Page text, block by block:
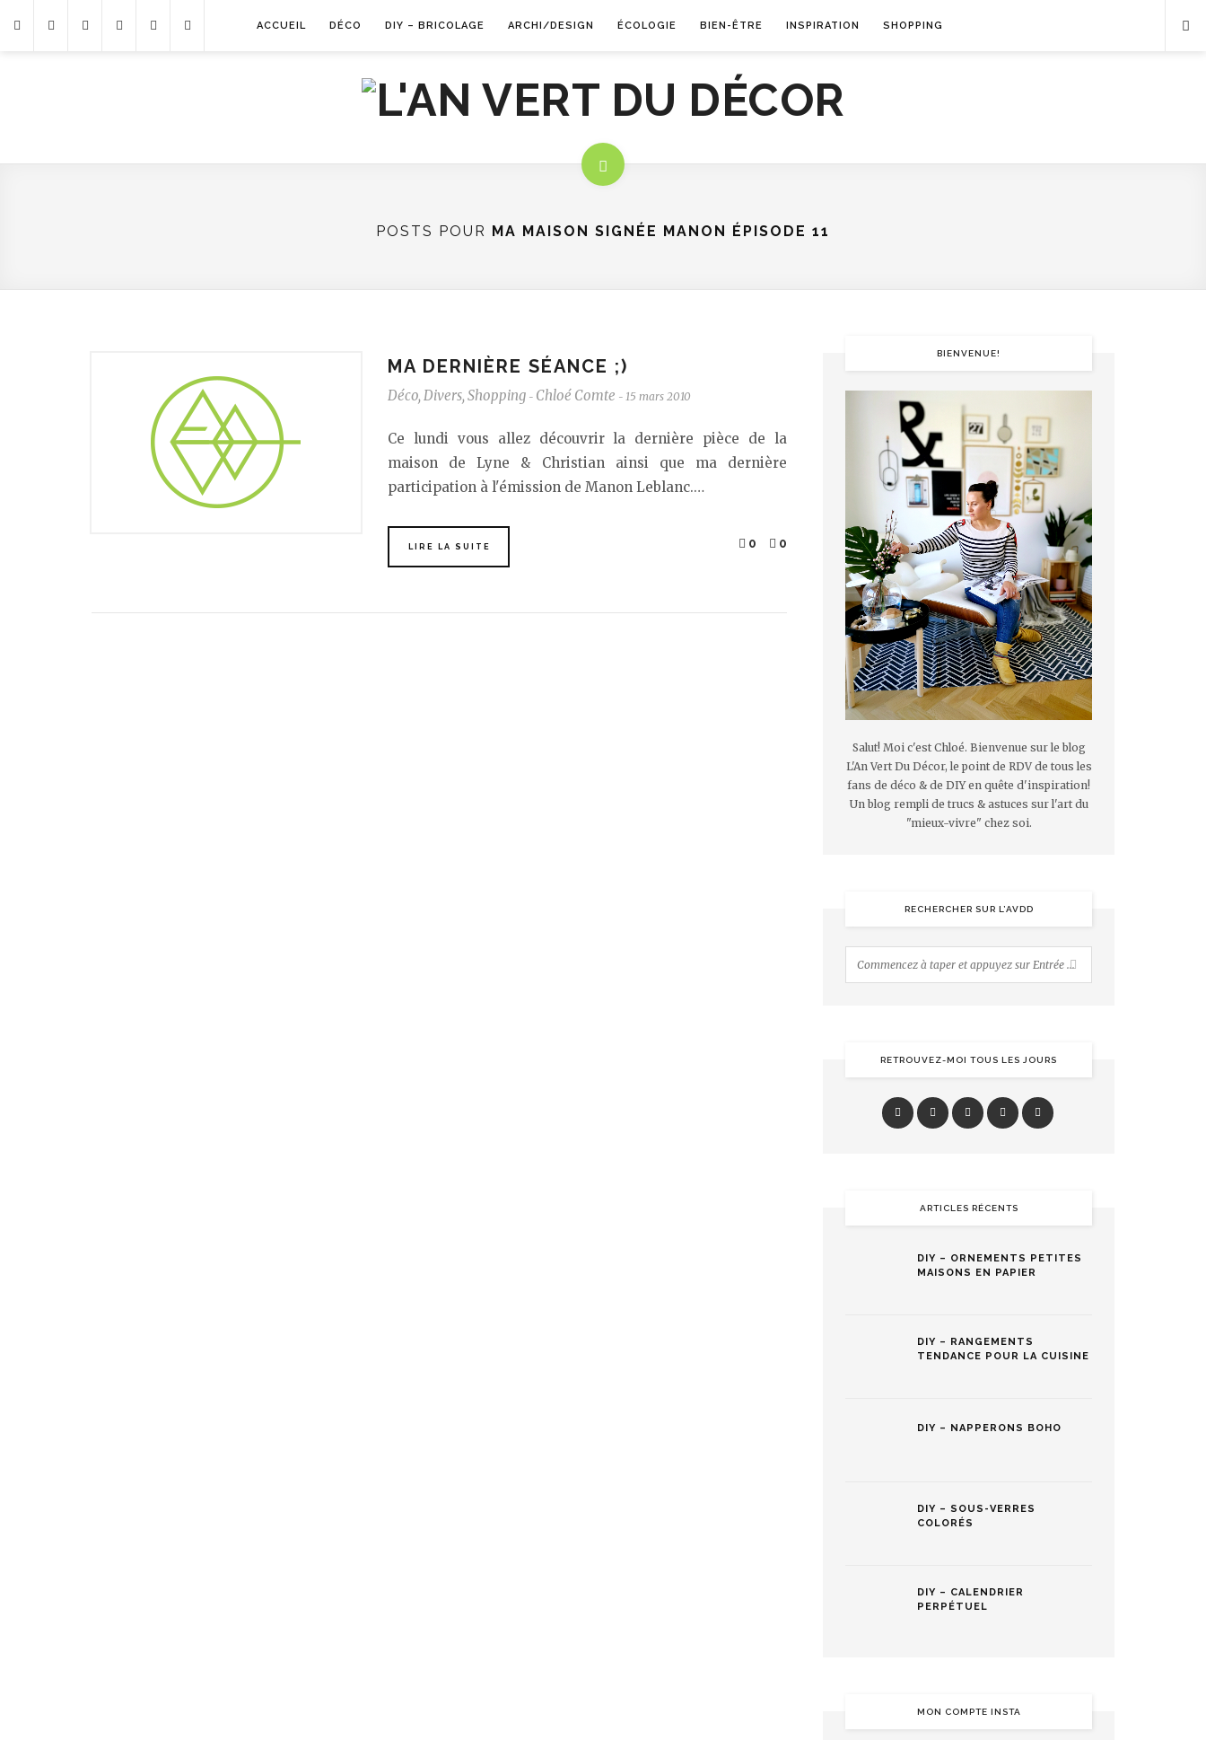
ACCUEIL DÉCO DIY – BRICOLAGE ARCHI/DESIGN ÉCOLOGIE BIEN-ÊTRE INSPIRATION SHOPPING
POSTS POUR MA MAISON SIGNÉE MANON ÉPISODE 11
MA DERNIÈRE SÉANCE ;)
Déco, Divers, Shopping - Chloé Comte - 15 mars 2010
Ce lundi vous allez découvrir la dernière pièce de la
maison de Lyne & Christian ainsi que ma dernière
participation à l'émission de Manon Leblanc.…
LIRE LA SUITE 0 0
BIENVENUE!
Salut! Moi c'est Chloé. Bienvenue sur le blog
L'An Vert Du Décor, le point de RDV de tous les
fans de déco & de DIY en quête d'inspiration!
Un blog rempli de trucs & astuces sur l'art du
"mieux-vivre" chez soi.
RECHERCHER SUR L’AVDD
RETROUVEZ-MOI TOUS LES JOURS
ARTICLES RÉCENTS
DIY – ORNEMENTS PETITES
MAISONS EN PAPIER
DIY – RANGEMENTS
TENDANCE POUR LA CUISINE
DIY – NAPPERONS BOHO
DIY – SOUS-VERRES
COLORÉS
DIY – CALENDRIER
PERPÉTUEL
MON COMPTE INSTA